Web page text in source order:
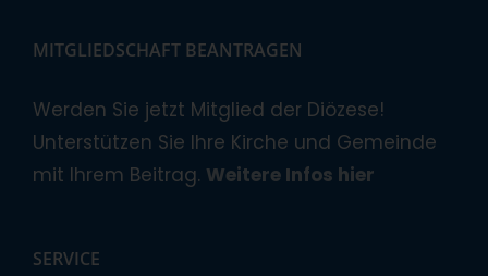
MITGLIEDSCHAFT BEANTRAGEN
Werden Sie jetzt Mitglied der Diözese!
Unterstützen Sie Ihre Kirche und Gemeinde
mit Ihrem Beitrag. Weitere Infos hier
SERVICE